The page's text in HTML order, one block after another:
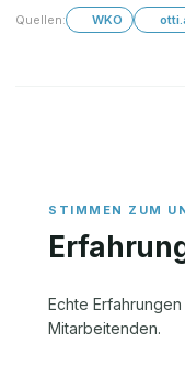
Quellen: WKO
Echte
Mitarbeitenden.